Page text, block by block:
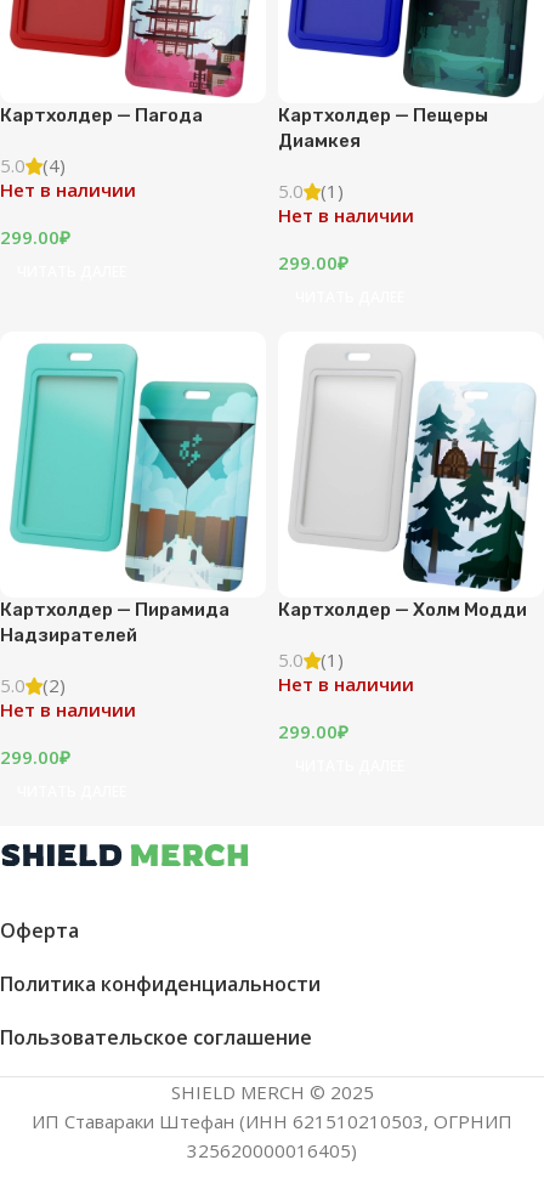
Картхолдер — Пагода
5.0
(4)
Нет в наличии
299.00₽
Картхолдер — Пещеры
Диамкея
5.0
(1)
Нет в наличии
299.00₽
Картхолдер — Пирамида
Надзирателей
5.0
(2)
Нет в наличии
299.00₽
Картхолдер — Холм Модди
5.0
(1)
Нет в наличии
299.00₽
Оферта
Политика конфиденциальности
Пользовательское соглашение
SHIELD MERCH © 2025
ИП Ставараки Штефан (ИНН 621510210503, ОГРНИП
325620000016405)